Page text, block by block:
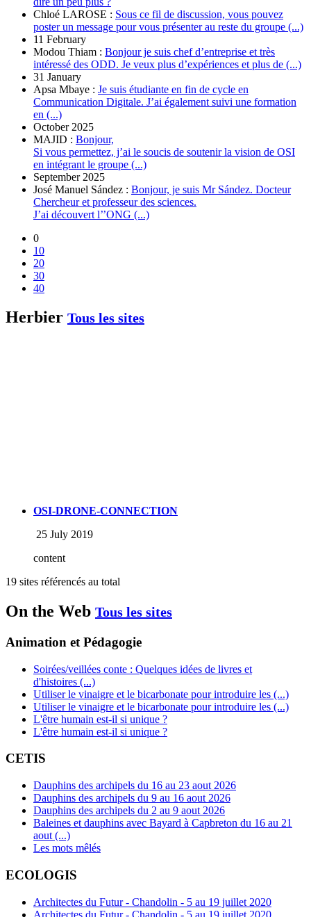
Chloé LAROSE : Sous ce fil de discussion, vous pouvez
poster un message pour vous présenter au reste du groupe (...)
11 February
Modou Thiam : Bonjour je suis chef d’entreprise et très
intéressé des ODD. Je veux plus d’expériences et plus de (...)
31 January
Apsa Mbaye : Je suis étudiante en fin de cycle en
Communication Digitale. J’ai également suivi une formation
en (...)
October 2025
MAJID : Bonjour,
Si vous permettez, j’ai le soucis de soutenir la vision de OSI
en intégrant le groupe (...)
September 2025
José Manuel Sández : Bonjour, je suis Mr Sández. Docteur
Chercheur et professeur des sciences.
J’ai découvert l’’ONG (...)
0
10
20
30
40
Herbier Tous les sites
OSI-DRONE-CONNECTION
25 July 2019
content
19 sites référencés au total
On the Web Tous les sites
Animation et Pédagogie
Soirées/veillées conte : Quelques idées de livres et
d'histoires (...)
Utiliser le vinaigre et le bicarbonate pour introduire les (...)
Utiliser le vinaigre et le bicarbonate pour introduire les (...)
L'être humain est-il si unique ?
L'être humain est-il si unique ?
CETIS
Dauphins des archipels du 16 au 23 aout 2026
Dauphins des archipels du 9 au 16 aout 2026
Dauphins des archipels du 2 au 9 aout 2026
Baleines et dauphins avec Bayard à Capbreton du 16 au 21
aout (...)
Les mots mêlés
ECOLOGIS
Architectes du Futur - Chandolin - 5 au 19 juillet 2020
Architectes du Futur - Chandolin - 5 au 19 juillet 2020